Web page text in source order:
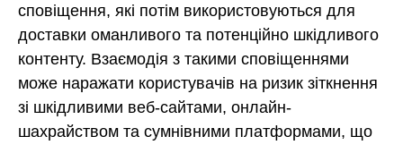
сповіщення, які потім використовуються для
доставки оманливого та потенційно шкідливого
контенту. Взаємодія з такими сповіщеннями
може наражати користувачів на ризик зіткнення
зі шкідливими веб-сайтами, онлайн-
шахрайством та сумнівними платформами, що